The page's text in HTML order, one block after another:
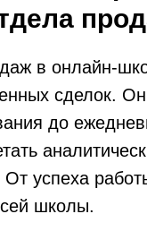
в онлайн-
сделок.
до
успеха
школы.